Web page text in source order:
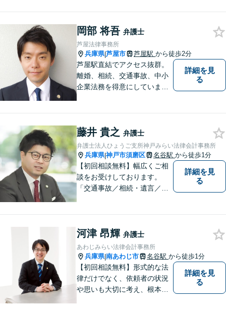
面談無料】
岡部 将吾 弁護士
芦屋法律事務所
兵庫県|芦屋市 芦屋駅 から徒歩2分
芦屋駅直結でアクセス抜群。
離婚、相続、交通事故、中小
企業法務を得意にしていま
可♯中小企業診断士資格有り
詳細を見
る
藤井 貴之 弁護士
弁護士法人ひょうご支所神戸みらい法律会計事務所
兵庫県|神戸市須磨区 名谷駅 から徒歩1分
【初回相談無料】幅広くご相
談をお受けしております。
「交通事故／相続・遺言／離
い。公認会計士試験合格者。
【夜間・休日相談可能（要予
約）】【弁護士歴10年以上】
詳細を見
る
河津 昂輝 弁護士
あわじみらい法律会計事務所
兵庫県|南あわじ市 名谷駅 から徒歩1分
【初回相談無料】形式的な法
律だけでなく、依頼者の状況
や思いも大切に考え、根本的
詳細を見
る